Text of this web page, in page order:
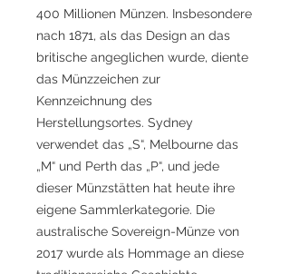
400 Millionen Münzen. Insbesondere
nach 1871, als das Design an das
britische angeglichen wurde, diente
das Münzzeichen zur
Kennzeichnung des
Herstellungsortes. Sydney
verwendet das „S“, Melbourne das
„M“ und Perth das „P“, und jede
dieser Münzstätten hat heute ihre
eigene Sammlerkategorie. Die
australische Sovereign-Münze von
2017 wurde als Hommage an diese